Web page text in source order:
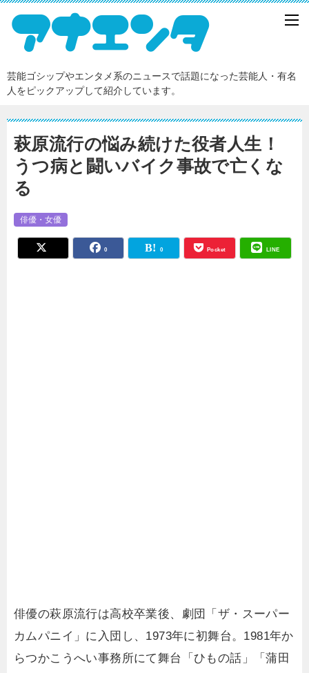
芸能ゴシップやエンタメ系のニュースで話題になった芸能人・有名
人をピックアップして紹介しています。
萩原流行の悩み続けた役者人生！
うつ病と闘いバイク事故で亡くな
る
俳優・女優
0 0 Pocket LINE
俳優の萩原流行は高校卒業後、劇団「ザ・スーパー
カムパニイ」に入団し、1973年に初舞台。1981年か
らつかこうへい事務所にて舞台「ひもの話」「蒲田